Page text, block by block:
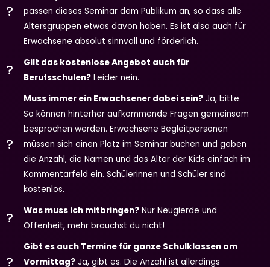
passen dieses Seminar dem Publikum an, so dass alle
Altersgruppen etwas davon haben. Es ist also auch für
Erwachsene absolut sinnvoll und förderlich.
Gilt das kostenlose Angebot auch für
Berufsschulen? Leider nein.
Muss immer ein Erwachsener dabei sein? Ja, bitte.
So können hinterher aufkommende Fragen gemeinsam
besprochen werden. Erwachsene Begleitpersonen
müssen sich einen Platz im Seminar buchen und geben
die Anzahl, die Namen und das Alter der Kids einfach im
Kommentarfeld ein. Schülerinnen und Schüler sind
kostenlos.
Was muss ich mitbringen? Nur Neugierde und
Offenheit, mehr brauchst du nicht!
Gibt es auch Termine für ganze Schulklassen am
Vormittag? Ja, gibt es. Die Anzahl ist allerdings